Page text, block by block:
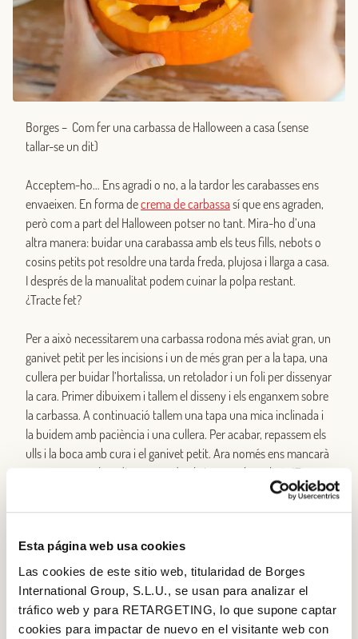
Esta página web usa cookies
Las cookies de este sitio web, titularidad de Borges
International Group, S.L.U., se usan para analizar el
tráfico web y para RETARGETING, lo que supone captar
cookies para impactar de nuevo en el visitante web con
Borges – Com fer una carbassa de Halloween a casa (sense
tallar-se un dit)
Acceptem-ho… Ens agradi o no, a la tardor les carabasses ens
envaeixen. En forma decrema de carbassa sí que ens agraden,
però com a part del Halloween potser no tant. Mira-ho d’una
altra manera: buidar una carabassa amb els teus fills, nebots o
cosins petits pot resoldre una tarda freda, plujosa i llarga a casa.
I després de la manualitat podem cuinar la polpa restant.
¿Tracte fet?
Per a això necessitarem una carbassa rodona més aviat gran, un
ganivet petit per les incisions i un de més gran per a la tapa, una
cullera per buidar l’hortalissa, un retolador i un foli per dissenyar
la cara. Primer dibuixem i tallem el disseny i els enganxem sobre
la carbassa. A continuació tallem una tapa una mica inclinada i
la buidem amb paciència i una cullera. Per acabar, repassem els
ulls i la boca amb cura i el ganivet petit. Ara només ens mancarà
posar una espelma dins, encendre-la i veure el resultat. ¿Truc o
envaeixen. En forma decrema de carbassa
però com a part del Halloween potser no tant. Mira-ho d’una
altra manera: buidar una carabassa amb els teus fills, nebots o
cosins petits pot resoldre una tarda freda, plujosa i llarga a casa.
I després de la manualitat podem cuinar la polpa restant.